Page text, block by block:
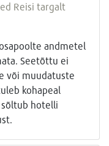
Reisi targalt
andmetel
Seetõttu ei
või muudatuste
kohapeal
hotelli